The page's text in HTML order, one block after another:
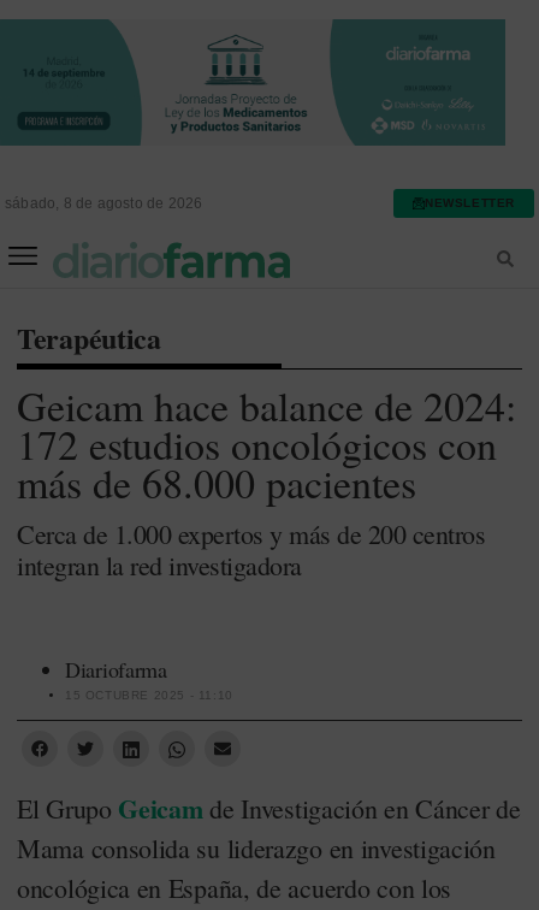
sábado, 8 de agosto de 2026 NEWSLETTER
Terapéutica
Geicam hace balance de 2024:
172 estudios oncológicos con
más de 68.000 pacientes
Cerca de 1.000 expertos y más de 200 centros
integran la red investigadora
Diariofarma
15 OCTUBRE 2025 - 11:10
El Grupo Geicamde Investigación en Cáncer de
Mama consolida su liderazgo en investigación
oncológica en España, de acuerdo con los